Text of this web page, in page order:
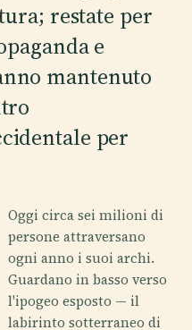
restate per
e
mantenuto
per
Oggi circa sei milioni di
persone attraversano
ogni anno i suoi archi.
Guardano in basso verso
l'ipogeo esposto — il
labirinto sotterraneo di